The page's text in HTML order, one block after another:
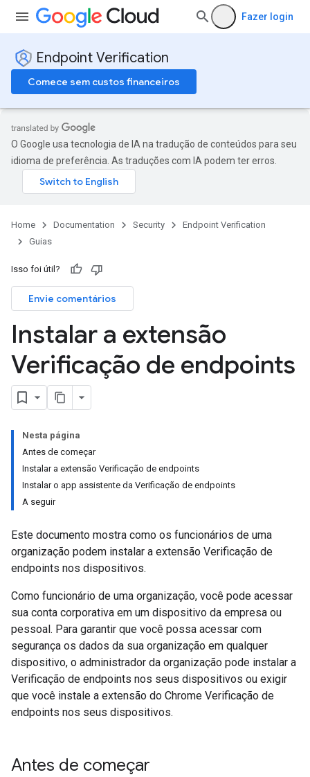
Fazer login
Endpoint Verification
Comece sem custos financeiros
O Google usa tecnologia de IA na tradução de conteúdos para seu
idioma de preferência. As traduções com IA podem ter erros.
Home Documentation Security
Endpoint Verification
Guias
Isso foi útil?
Envie comentários
Instalar a extensão
Verificação de endpoints
Nesta página
Antes de começar
Instalar a extensão Verificação de endpoints
Instalar o app assistente da Verificação de endpoints
A seguir
Este documento mostra como os funcionários de uma
organização podem instalar a extensão Verificação de
endpoints nos dispositivos.
Como funcionário de uma organização, você pode acessar
sua conta corporativa em um dispositivo da empresa ou
pessoal. Para garantir que você possa acessar com
segurança os dados da sua organização em qualquer
dispositivo, o administrador da organização pode instalar a
Verificação de endpoints nos seus dispositivos ou exigir
que você instale a extensão do Chrome Verificação de
endpoints nos seus dispositivos.
Antes de começar